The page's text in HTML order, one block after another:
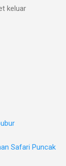
keluar
Safari Puncak